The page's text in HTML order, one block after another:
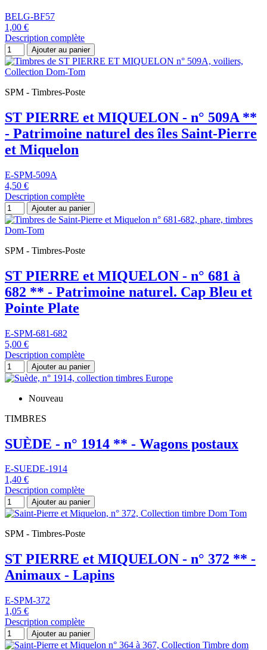
BELG-BF57
1,00 €
Description complète
Ajouter au panier
SPM - Timbres-Poste
ST PIERRE et MIQUELON - n° 509A **
- Patrimoine naturel des îles Saint-Pierre
et Miquelon
E-SPM-509A
4,50 €
Description complète
Ajouter au panier
SPM - Timbres-Poste
ST PIERRE et MIQUELON - n° 681 à
682 ** - Patrimoine naturel. Cap Bleu et
Pointe Plate
E-SPM-681-682
5,00 €
Description complète
Ajouter au panier
Nouveau
TIMBRES
SUÈDE - n° 1914 ** - Wagons postaux
E-SUEDE-1914
1,40 €
Description complète
Ajouter au panier
SPM - Timbres-Poste
ST PIERRE et MIQUELON - n° 372 ** -
Animaux - Lapins
E-SPM-372
1,05 €
Description complète
Ajouter au panier